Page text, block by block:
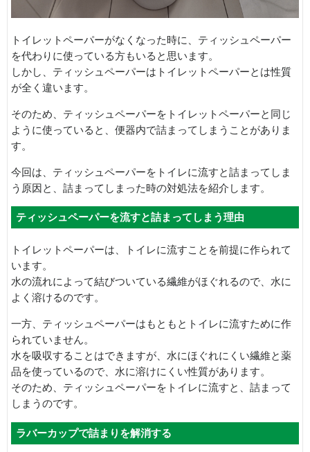
トイレットペーパーがなくなった時に、ティッシュペーパー
を代わりに使っている方もいると思います。
しかし、ティッシュペーパーはトイレットペーパーとは性質
が全く違います。
そのため、ティッシュペーパーをトイレットペーパーと同じ
ように使っていると、便器内で詰まってしまうことがありま
す。
今回は、ティッシュペーパーをトイレに流すと詰まってしま
う原因と、詰まってしまった時の対処法を紹介します。
ティッシュペーパーを流すと詰まってしまう理由
トイレットペーパーは、トイレに流すことを前提に作られて
います。
水の流れによって結びついている繊維がほぐれるので、水に
よく溶けるのです。
一方、ティッシュペーパーはもともとトイレに流すために作
られていません。
水を吸収することはできますが、水にほぐれにくい繊維と薬
品を使っているので、水に溶けにくい性質があります。
そのため、ティッシュペーパーをトイレに流すと、詰まって
しまうのです。
ラバーカップで詰まりを解消する